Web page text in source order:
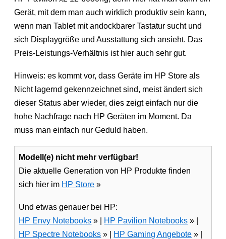
Gerät, mit dem man auch wirklich produktiv sein kann,
wenn man Tablet mit andockbarer Tastatur sucht und
sich Displaygröße und Ausstattung sich ansieht. Das
Preis-Leistungs-Verhältnis ist hier auch sehr gut.
Hinweis: es kommt vor, dass Geräte im HP Store als
Nicht lagernd gekennzeichnet sind, meist ändert sich
dieser Status aber wieder, dies zeigt einfach nur die
hohe Nachfrage nach HP Geräten im Moment. Da
muss man einfach nur Geduld haben.
Modell(e) nicht mehr verfügbar!
Die aktuelle Generation von HP Produkte finden
sich hier im HP Store »
Und etwas genauer bei HP:
HP Envy Notebooks » | HP Pavilion Notebooks » |
HP Spectre Notebooks » | HP Gaming Angebote » |